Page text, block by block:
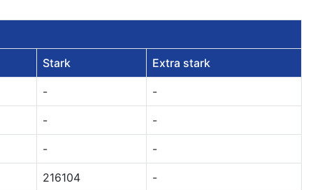
Stark Extra stark
- -
- -
- -
216104 -